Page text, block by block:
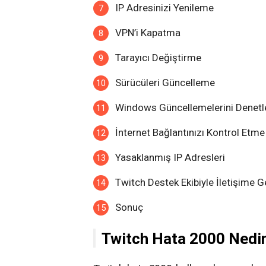
IP Adresinizi Yenileme
VPN’i Kapatma
Tarayıcı Değiştirme
Sürücüleri Güncelleme
Windows Güncellemelerini
İnternet Bağlantınızı Kontrol Etme
Yasaklanmış IP Adresleri
Twitch Destek Ekibiyle İletişime
Sonuç
Twitch Hata 2000